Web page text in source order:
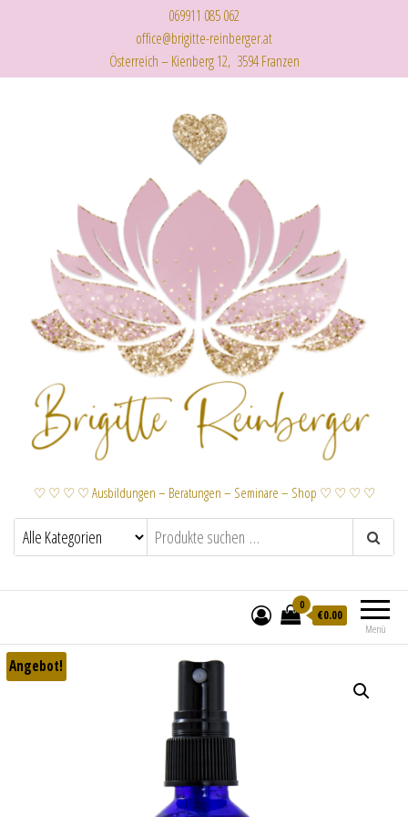
069911 085 062
office@brigitte-reinberger.at
Österreich – Kienberg 12, 3594 Franzen
♡ ♡ ♡ ♡ Ausbildungen – Beratungen – Seminare – Shop ♡ ♡ ♡ ♡
Menü
0
€0.00
Angebot!